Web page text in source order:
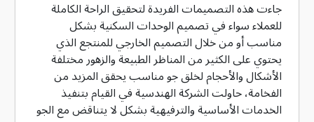
جاءت هذه التصميمات الفريدة لتحقيق الراحة الكاملة
للعملاء سواء في تصميم الوحدات السكنية بشكل
مناسب أو من خلال التصميم الخارجي للمنتجع الذي
يحتوي على الكثير من المناظر الطبيعة والزهور مختلفة
الأشكال والأحجام لخلق جو مناسب يحقق المزيد من
الفخامة، حاولت الشركة الهندسية في القيام بتنفيذ
الخدمات الأساسية والترفيهية بشكل لا يتناقض مع الجو